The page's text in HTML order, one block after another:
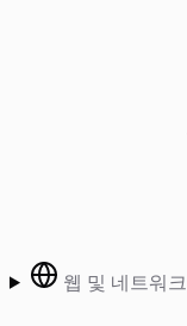
웹 및 네트워크